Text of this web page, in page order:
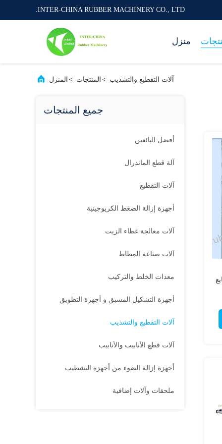
INTER-CHINA RUBBER MACHINERY CO., LTD.
منزل
المنزل > المنتجات > آلات التقطيع والتشذيب
جميع المنتجات
أفضل البائعين
آلة قطع الماندرال
آلات التقطيع
أجهزة إزالة الضغط الكريوجينية
آلات معالجة غطاء الزيت
آلات صناعة المطاط
معدات الخلط والتركيب
أجهزة التشكيل المسبق و أجهزة التطويق
آلات التقطيع والتشذيب
آلات قطع الأنابيب والأنابيب
أجهزة إزالة الضوء من أجهزة التشطيب
ملحقات وآلات إضافية